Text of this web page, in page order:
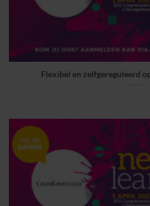
Flexibel en zelfgereguleerd